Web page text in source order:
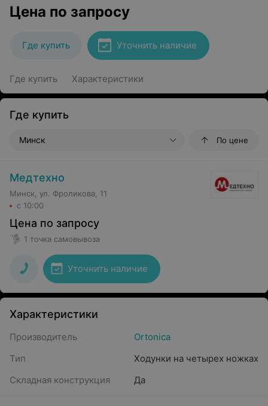
Цена по запросу
Где купить Уточнить наличие
Где купить Характеристики
Где купить
Минск По цене
Медтехно
Минск, ул. Фроликова, 11
с 10:00
Цена по запросу
1 точка самовывоза
Уточнить наличие
Характеристики
Производитель
Ortonica
Тип
Ходунки на четырех ножках
Складная конструкция
Да